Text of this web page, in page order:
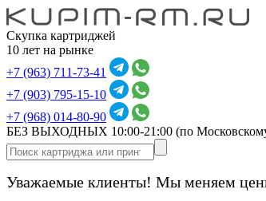
Скупка картриджей
10 лет на рынке
+7 (963) 711-73-41
+7 (903) 795-15-10
+7 (968) 014-80-90
БЕЗ ВЫХОДНЫХ 10:00-21:00 (по
Уважаемые клиенты! Мы меняем